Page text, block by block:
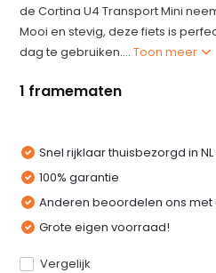
de Cortina U4 Transport Mini
Mooi en stevig, deze fiets is
dag te gebruiken....Toon meer
1 framematen
Snel rijklaar thuisbezorgd in NL
100% garantie
Anderen beoordelen ons met
Grote eigen voorraad!
Vergelijk